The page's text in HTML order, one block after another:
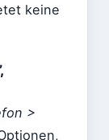
keine
>